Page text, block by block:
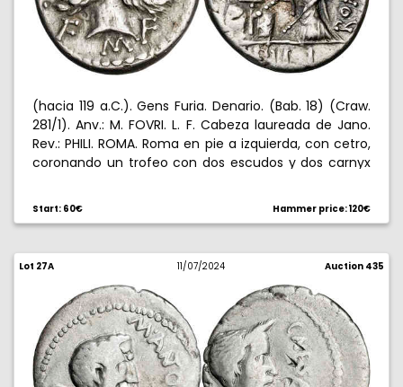
(hacia 119 a.C.). Gens Furia. Denario. (Bab. 18) (Craw.
281/1). Anv.: M. FOVRI. L. F. Cabeza laureada de Jano.
Rev.: PHILI. ROMA. Roma en pie a izquierda, con cetro,
coronando un trofeo con dos escudos y dos carnyx
Start: 60€ Hammer price: 120€
Lot 27A 11/07/2024 Auction 435